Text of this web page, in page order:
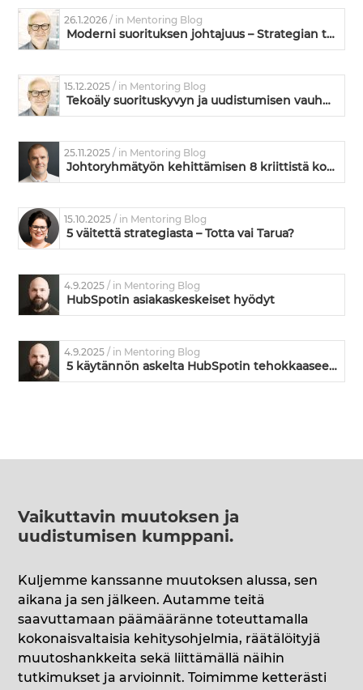
26.1.2026/ in Mentoring Blog
Moderni suorituksen johtajuus – Strategian toimeenpanoa ja kyvykkyyden kehittämistä
15.12.2025/ in Mentoring Blog
Tekoäly suorituskyvyn ja uudistumisen vauhdittajana
25.11.2025/ in Mentoring Blog
Johtoryhmätyön kehittämisen 8 kriittistä kohtaa – missä kunnossa on teidän johtoryhmänne?
15.10.2025/ in Mentoring Blog
5 väitettä strategiasta – Totta vai Tarua?
4.9.2025/ in Mentoring Blog
HubSpotin asiakaskeskeiset hyödyt
4.9.2025/ in Mentoring Blog
5 käytännön askelta HubSpotin tehokkaaseen käyttöönottoon
Vaikuttavin muutoksen ja
uudistumisen kumppani.
Kuljemme kanssanne muutoksen alussa, sen
aikana ja sen jälkeen. Autamme teitä
saavuttamaan päämääränne toteuttamalla
kokonaisvaltaisia kehitysohjelmia, räätälöityjä
muutoshankkeita sekä liittämällä näihin
tutkimukset ja arvioinnit. Toimimme ketterästi